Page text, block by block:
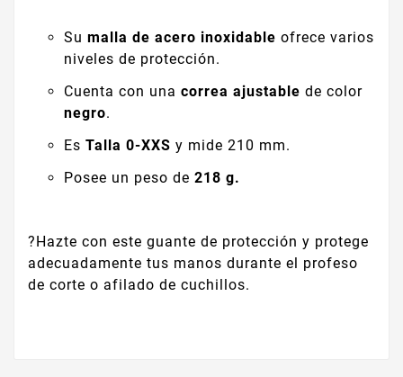
Su malla de acero inoxidable ofrece varios
niveles de protección.
Cuenta con una correa ajustable de color
negro.
Es Talla 0-XXS y mide 210 mm.
Posee un peso de 218 g.
?Hazte con este guante de protección y protege
adecuadamente tus manos durante el profeso
de corte o afilado de cuchillos.